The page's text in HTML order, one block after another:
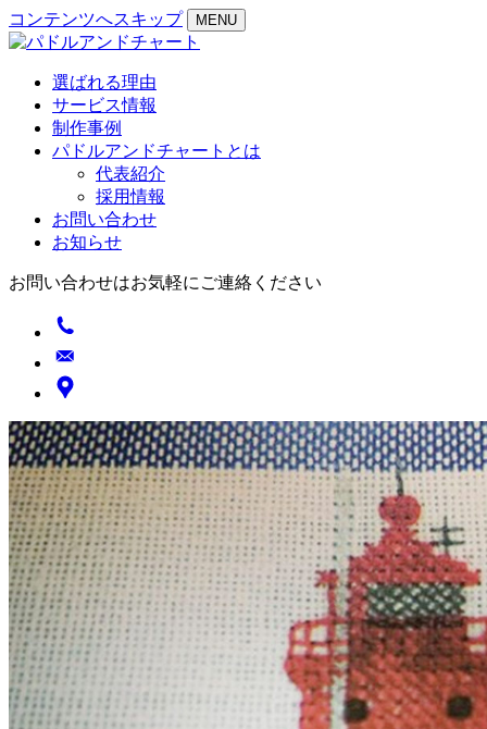
コンテンツへスキップ MENU
選ばれる理由
サービス情報
制作事例
パドルアンドチャートとは
代表紹介
採用情報
お問い合わせ
お知らせ
お問い合わせはお気軽にご連絡ください